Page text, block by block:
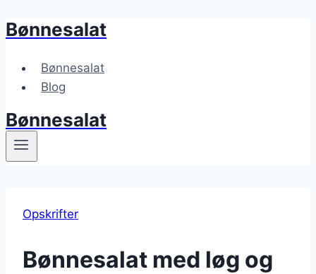
Fortsæt
indhold
Bønnesalat
Bønnesalat
Blog
Bønnesalat
Opskrifter
Bønnesalat med løg og